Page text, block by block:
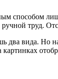
способом
труд.
два вида. Но